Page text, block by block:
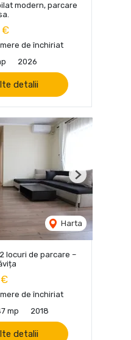
modern, parcare
€
de închiriat
2026
detalii
Harta
Next
locuri de parcare –
de închiriat
mp 2018
detalii